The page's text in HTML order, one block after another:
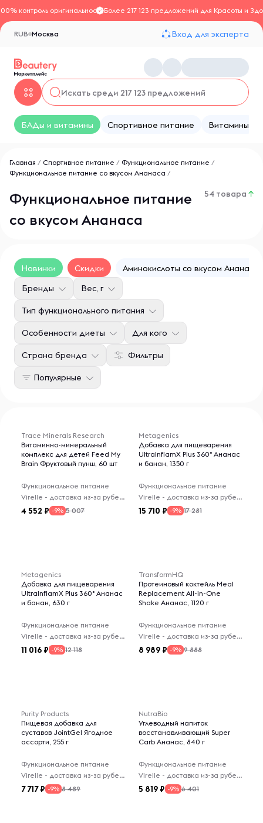
контроль оригинальностиБолее 217 123 предложений для Красоты и
Москва
RUB Вход для эксперта
БАДы и витамины Спортивное питание Витамины
Главная / Спортивное питание / Функциональное питание /
Функциональное питание со вкусом Ананаса /
Функциональное питание
со вкусом Ананаса
54 товара ↑
Новинки Скидки Аминокислоты со вкусом Ананаса
Фильтры
Бренды Вес, г
Тип функционального питания
Особенности диеты Для кого
Страна бренда
Популярные
Trace Minerals Research
Витаминно-минеральный
комплекс для детей Feed My
Brain Фруктовый пунш, 60 шт
Функциональное питание
Virelle - доставка из-за рубежа
4 552 -9% 5 007
Metagenics
Добавка для пищеварения
UltralnflamX Plus 360° Ананас
и банан, 1350 г
Функциональное питание
Virelle - доставка из-за рубежа
15 710 -9% 17 281
Metagenics
Добавка для пищеварения
UltralnflamX Plus 360° Ананас
и банан, 630 г
Функциональное питание
Virelle - доставка из-за рубежа
11 016 -9% 12 118
TransformHQ
Протеиновый коктейль Meal
Replacement All-in-One
Shake Ананас, 1120 г
Функциональное питание
Virelle - доставка из-за рубежа
8 989 -9% 9 888
Purity Products
Пищевая добавка для
суставов JointGel Ягодное
ассорти, 255 г
Функциональное питание
Virelle - доставка из-за рубежа
7 717 -9% 8 489
NutraBio
Углеводный напиток
восстанавливающий Super
Carb Ананас, 840 г
Функциональное питание
Virelle - доставка из-за рубежа
5 819 -9% 6 401